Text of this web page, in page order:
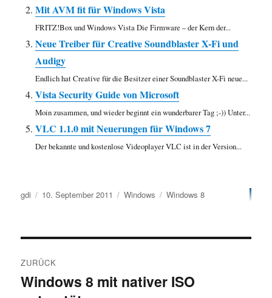
Mit AVM fit für Windows Vista
FRITZ!Box und Windows Vista Die Firmware – der Kern der...
Neue Treiber für Creative Soundblaster X-Fi und
Audigy
Endlich hat Creative für die Besitzer einer Soundblaster X-Fi neue...
Vista Security Guide von Microsoft
Moin zusammen, und wieder beginnt ein wunderbarer Tag ;-)) Unter...
VLC 1.1.0 mit Neuerungen für Windows 7
Der bekannte und kostenlose Videoplayer VLC ist in der Version...
Autor
gdi
Veröffentlicht
10. September 2011 Kategorien
Windows Schlagwörter
Windows 8
ZURÜCK
Vorheriger
Windows 8 mit nativer ISO